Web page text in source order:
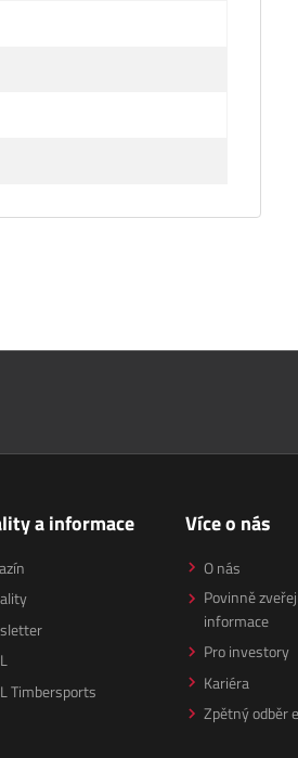
a informace
Timbersports
Více o nás
O nás
Povinně
informace
Pro investory
Kariéra
Zpětný odběr